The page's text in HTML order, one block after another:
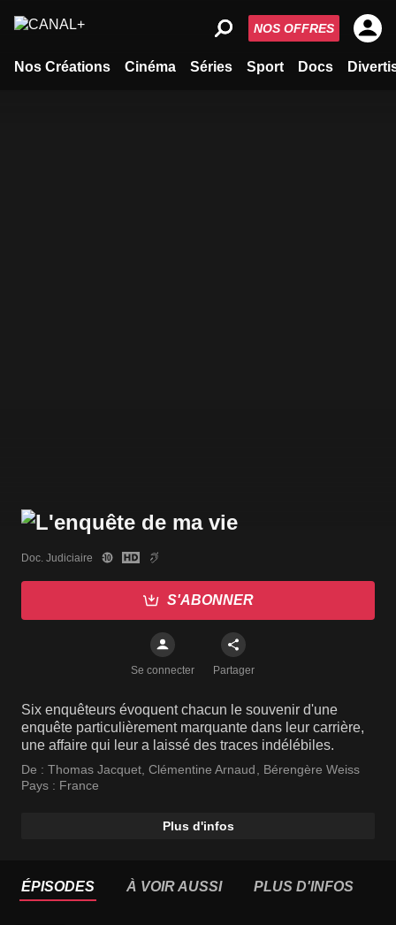
Nos Créations Cinéma Séries Sport Docs
NOS OFFRES
Doc. Judiciaire
S'ABONNER
Se connecter Partager
Six enquêteurs évoquent chacun le souvenir d'une
enquête particulièrement marquante dans leur carrière,
une affaire qui leur a laissé des traces indélébiles.
De : Thomas Jacquet, Clémentine Arnaud, Bérengère Weiss
Pays : France
Plus d'infos
ÉPISODES À VOIR AUSSI PLUS D'INFOS